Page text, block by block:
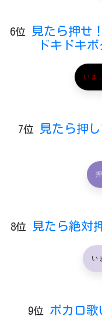
6位
見たら押せ
ドキドキ
いま
7位 見たら押
8位 見たら絶対
い
9位 ボカロ